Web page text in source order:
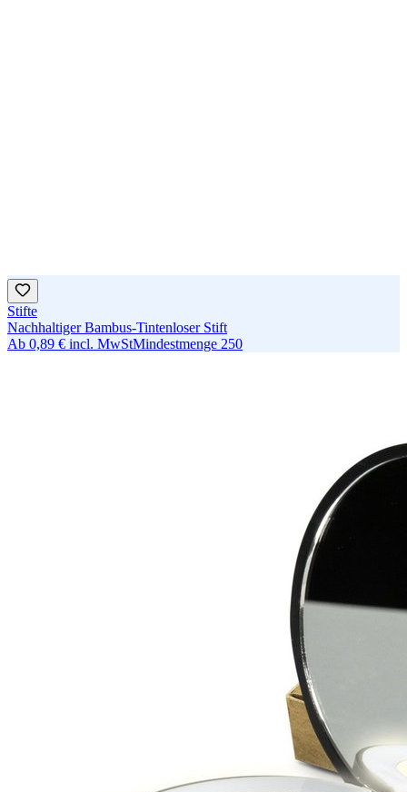
Stifte
Nachhaltiger Bambus-Tintenloser Stift
Ab 0,89 € incl. MwStMindestmenge 250